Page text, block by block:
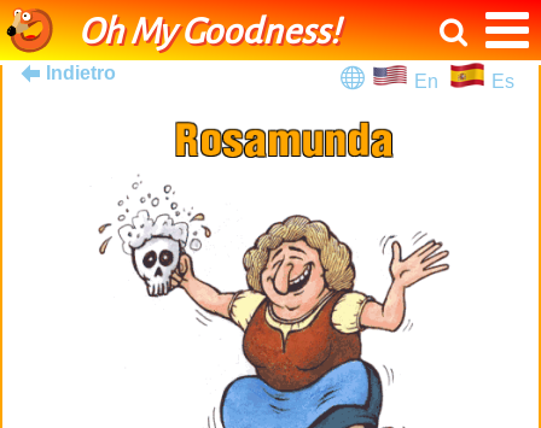
Oh My Goodness!
Indietro En Es